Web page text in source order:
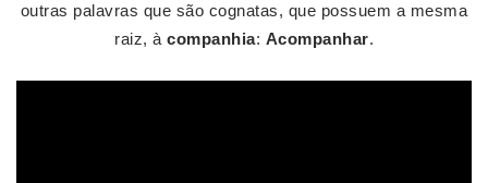
outras palavras que são cognatas, que possuem a mesma
raiz, à companhia: Acompanhar.